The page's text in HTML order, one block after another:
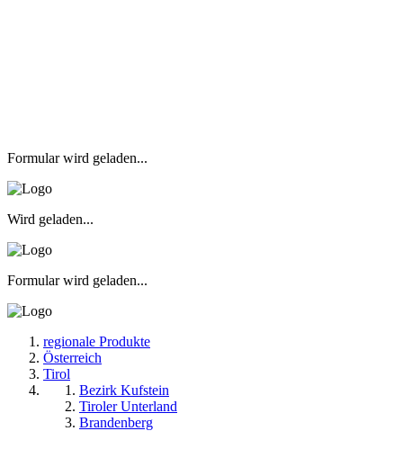
Formular wird geladen...
Wird geladen...
Formular wird geladen...
regionale Produkte
Österreich
Tirol
Bezirk Kufstein
Tiroler Unterland
Brandenberg